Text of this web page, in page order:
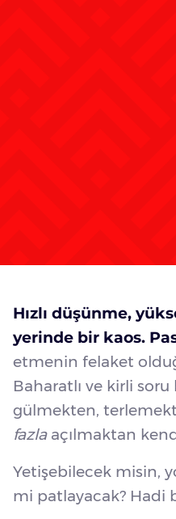
Hızlı düşünme,
yerinde bir kaos.
etmenin felaket
Baharatlı ve kirli
gülmekten,
fazlaaçılmaktan
Yetişebilecek misin,
mi patlayacak? Hadi